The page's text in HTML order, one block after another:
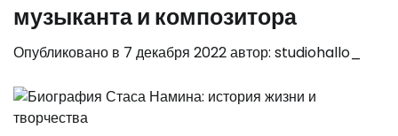
музыканта и композитора
Опубликовано в 7 декабря 2022автор: studiohallo_